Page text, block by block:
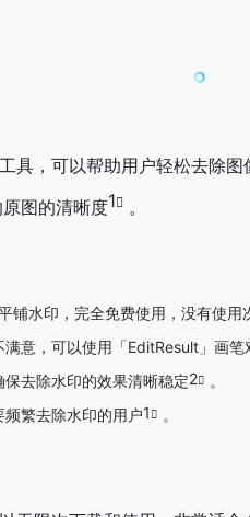
，可以帮助用户轻松去除
图的清晰度1 。
铺水印，完全免费使用，没有使用
满意，可以使用「EditResult」画
保去除水印的效果清晰稳定2
。
频繁去除水印的用户1 。